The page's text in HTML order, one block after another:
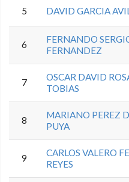
5 DAVID GARCIA
6
FERNANDO
FERNANDEZ
7
OSCAR DAVID
TOBIAS
8
MARIANO PEREZ
PUYA
9
CARLOS VALERO
REYES